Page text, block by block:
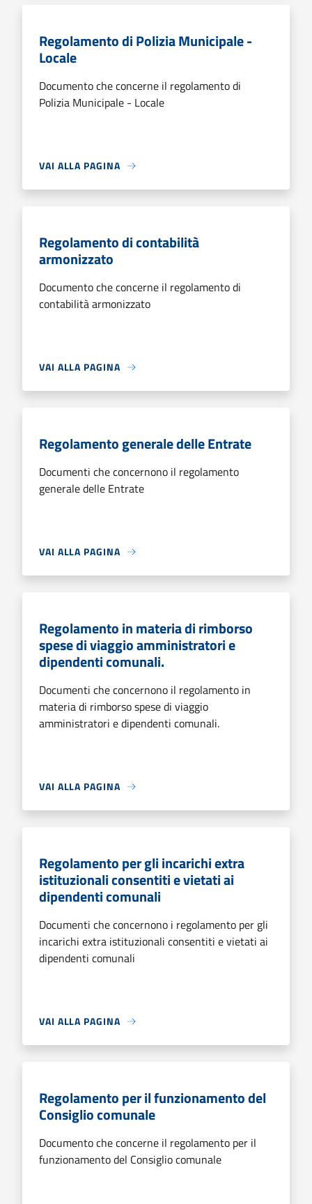
Regolamento di Polizia Municipale -
Locale
Documento che concerne il regolamento di
Polizia Municipale - Locale
VAI ALLA PAGINA
Regolamento di contabilità
armonizzato
Documento che concerne il regolamento di
contabilità armonizzato
VAI ALLA PAGINA
Regolamento generale delle Entrate
Documenti che concernono il regolamento
generale delle Entrate
VAI ALLA PAGINA
Regolamento in materia di rimborso
spese di viaggio amministratori e
dipendenti comunali.
Documenti che concernono il regolamento in
materia di rimborso spese di viaggio
amministratori e dipendenti comunali.
VAI ALLA PAGINA
Regolamento per gli incarichi extra
istituzionali consentiti e vietati ai
dipendenti comunali
Documenti che concernono i regolamento per gli
incarichi extra istituzionali consentiti e vietati ai
dipendenti comunali
VAI ALLA PAGINA
Regolamento per il funzionamento del
Consiglio comunale
Documento che concerne il regolamento per il
funzionamento del Consiglio comunale